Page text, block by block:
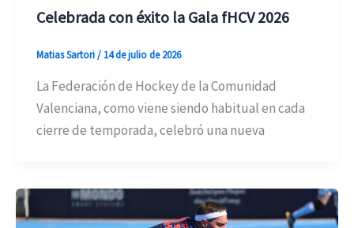
Celebrada con éxito la Gala fHCV 2026
Matias Sartori/ 14 de julio de 2026
La Federación de Hockey de la Comunidad
Valenciana, como viene siendo habitual en cada
cierre de temporada, celebró una nueva